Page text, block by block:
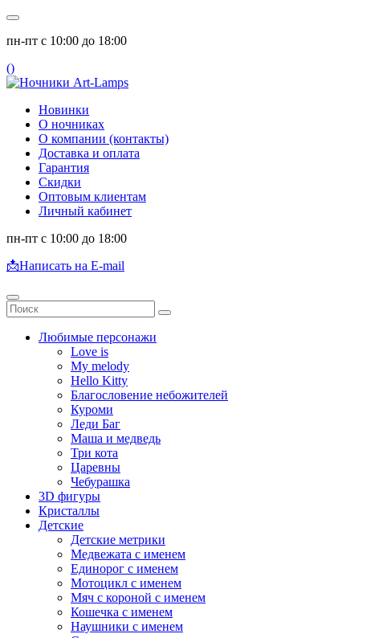
пн-пт с 10:00 до 18:00
()
Новинки
О ночниках
О компании (контакты)
Доставка и оплата
Гарантия
Скидки
Оптовым клиентам
Личный кабинет
пн-пт с 10:00 до 18:00
📩Написать на E-mail
Любимые персонажи
Love is
My melody
Hello Kitty
Благословение небожителей
Куроми
Леди Баг
Маша и медведь
Три кота
Царевны
Чебурашка
3D фигуры
Кристаллы
Детские
Детские метрики
Медвежата с именем
Единорог с именем
Мотоцикл с именем
Мяч с короной с именем
Кошечка с именем
Наушники с именем